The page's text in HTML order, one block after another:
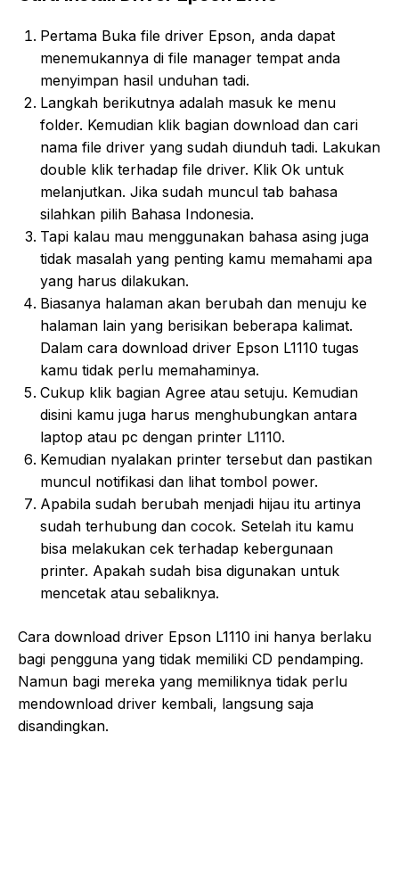
Pertama Buka file driver Epson, anda dapat
menemukannya di file manager tempat anda
menyimpan hasil unduhan tadi.
Langkah berikutnya adalah masuk ke menu
folder. Kemudian klik bagian download dan cari
nama file driver yang sudah diunduh tadi. Lakukan
double klik terhadap file driver. Klik Ok untuk
melanjutkan. Jika sudah muncul tab bahasa
silahkan pilih Bahasa Indonesia.
Tapi kalau mau menggunakan bahasa asing juga
tidak masalah yang penting kamu memahami apa
yang harus dilakukan.
Biasanya halaman akan berubah dan menuju ke
halaman lain yang berisikan beberapa kalimat.
Dalam cara download driver Epson L1110 tugas
kamu tidak perlu memahaminya.
Cukup klik bagian Agree atau setuju. Kemudian
disini kamu juga harus menghubungkan antara
laptop atau pc dengan printer L1110.
Kemudian nyalakan printer tersebut dan pastikan
muncul notifikasi dan lihat tombol power.
Apabila sudah berubah menjadi hijau itu artinya
sudah terhubung dan cocok. Setelah itu kamu
bisa melakukan cek terhadap kebergunaan
printer. Apakah sudah bisa digunakan untuk
mencetak atau sebaliknya.
Cara download driver Epson L1110 ini hanya berlaku
bagi pengguna yang tidak memiliki CD pendamping.
Namun bagi mereka yang memiliknya tidak perlu
mendownload driver kembali, langsung saja
disandingkan.